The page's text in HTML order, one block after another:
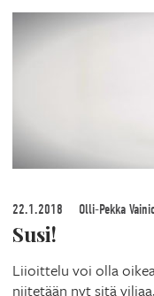
22.1.2018 Olli-Pekka
Susi!
Liioittelu voi olla
niitetään nyt sitä